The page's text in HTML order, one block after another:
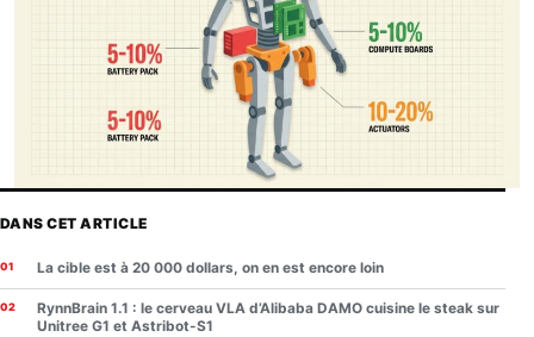
DANS CET ARTICLE
La cible est à 20 000 dollars, on en est encore loin
RynnBrain 1.1 : le cerveau VLA d’Alibaba DAMO cuisine le steak sur
Unitree G1 et Astribot-S1